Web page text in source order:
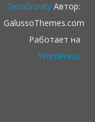
ZeroGravityАвтор:
GalussoThemes.com
Работает на
WordPress